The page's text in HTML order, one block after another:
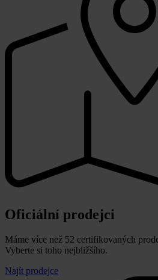
Oficiální prodejci
Máme více než 52 certifikovaných
Vyberte si toho nejbližšího.
Najít prodejce